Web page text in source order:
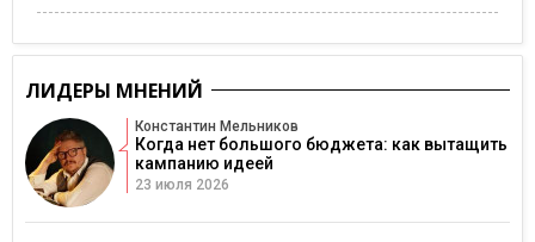
ЛИДЕРЫ МНЕНИЙ
Константин Мельников
Когда нет большого бюджета: как вытащить
кампанию идеей
23 июля 2026